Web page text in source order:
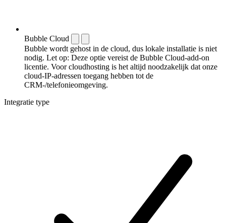
Bubble Cloud
Bubble wordt gehost in de cloud, dus lokale installatie is niet
nodig. Let op: Deze optie vereist de Bubble Cloud-add-on
licentie. Voor cloudhosting is het altijd noodzakelijk dat onze
cloud-IP-adressen toegang hebben tot de
CRM-/telefonieomgeving.
Integratie type